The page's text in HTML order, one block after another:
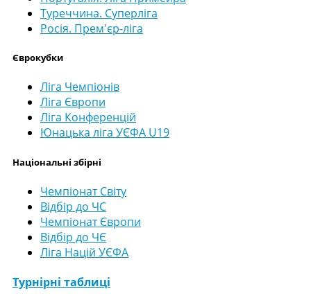
Туреччина. Суперліга
Росія. Прем'єр-ліга
Єврокубки
Ліга Чемпіонів
Ліга Європи
Ліга Конференцій
Юнацька ліга УЄФА U19
Національні збірні
Чемпіонат Світу
Відбір до ЧС
Чемпіонат Європи
Відбір до ЧЄ
Ліга Націй УЄФА
Турнірні таблиці